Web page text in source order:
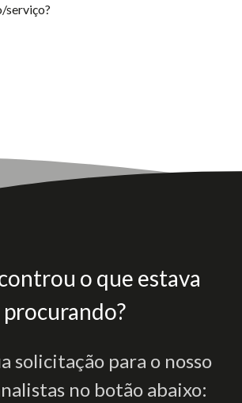
serviço?
o que estava
procurando?
solicitação para o nosso
no botão abaixo: